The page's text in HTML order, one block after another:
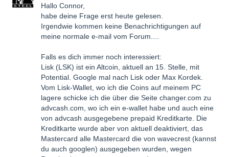
Hallo Connor,
habe deine Frage erst heute gelesen.
Irgendwie kommen keine Benachrichtigungen auf
meine normale e-mail vom Forum....
Falls es dich immer noch interessiert:
Lisk (LSK) ist ein Altcoin, aktuell an 15. Stelle, mit
Potential. Google mal nach Lisk oder Max Kordek.
Vom Lisk-Wallet, wo ich die Coins auf meinem PC
lagere schicke ich die über die Seite changer.com zu
advcash.com, wo ich ein e-wallet habe und auch eine
von advcash ausgegebene prepaid Kreditkarte. Die
Kreditkarte wurde aber von aktuell deaktiviert, das
Mastercard alle Mastercard die von wavecrest (kannst
du auch googlen) ausgegeben wurden, wegen